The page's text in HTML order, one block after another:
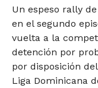
Un espeso rally
en el segundo
vuelta a la
detención por
por disposición
Liga Dominicana